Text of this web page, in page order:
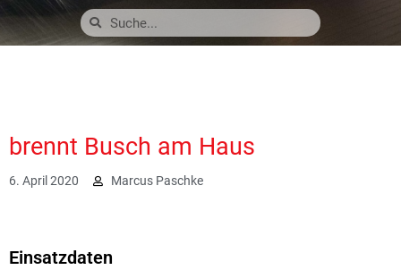
brennt Busch am Haus
6. April 2020 Marcus Paschke
Einsatzdaten